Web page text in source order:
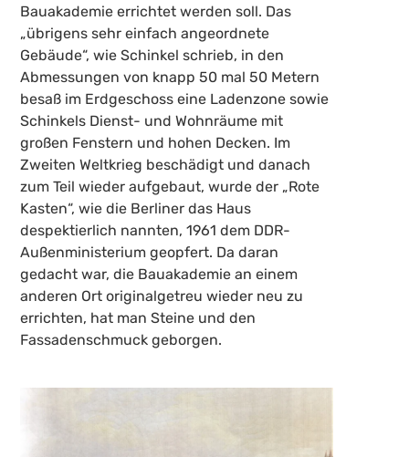
Bauakademie errichtet werden soll. Das
„übrigens sehr einfach angeordnete
Gebäude“, wie Schinkel schrieb, in den
Abmessungen von knapp 50 mal 50 Metern
besaß im Erdgeschoss eine Ladenzone sowie
Schinkels Dienst- und Wohnräume mit
großen Fenstern und hohen Decken. Im
Zweiten Weltkrieg beschädigt und danach
zum Teil wieder aufgebaut, wurde der „Rote
Kasten“, wie die Berliner das Haus
despektierlich nannten, 1961 dem DDR-
Außenministerium geopfert. Da daran
gedacht war, die Bauakademie an einem
anderen Ort originalgetreu wieder neu zu
errichten, hat man Steine und den
Fassadenschmuck geborgen.